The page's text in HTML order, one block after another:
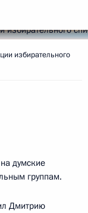
избирательного
думские
группам.
Дмитрию